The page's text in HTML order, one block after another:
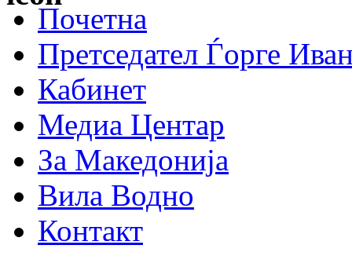
Почетна
Претседател Ѓорге
Кабинет
Медиа Центар
За Македонија
Вила Водно
Контакт